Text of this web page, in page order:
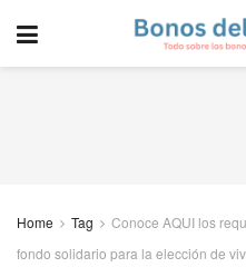
Home Tag
Conoce AQUI los
fondo solidario para la elección de